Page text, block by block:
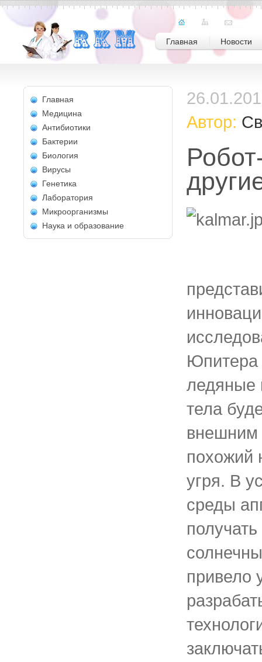
Главная Новости
Главная
Медицина
Антибиотики
Бактерии
Биология
Вирусы
Генетика
Лаборатория
Микроорганизмы
Наука и образование
Автор:
Юпитера
ледяные
тела
внешним
похожий
угря. В
среды
привело